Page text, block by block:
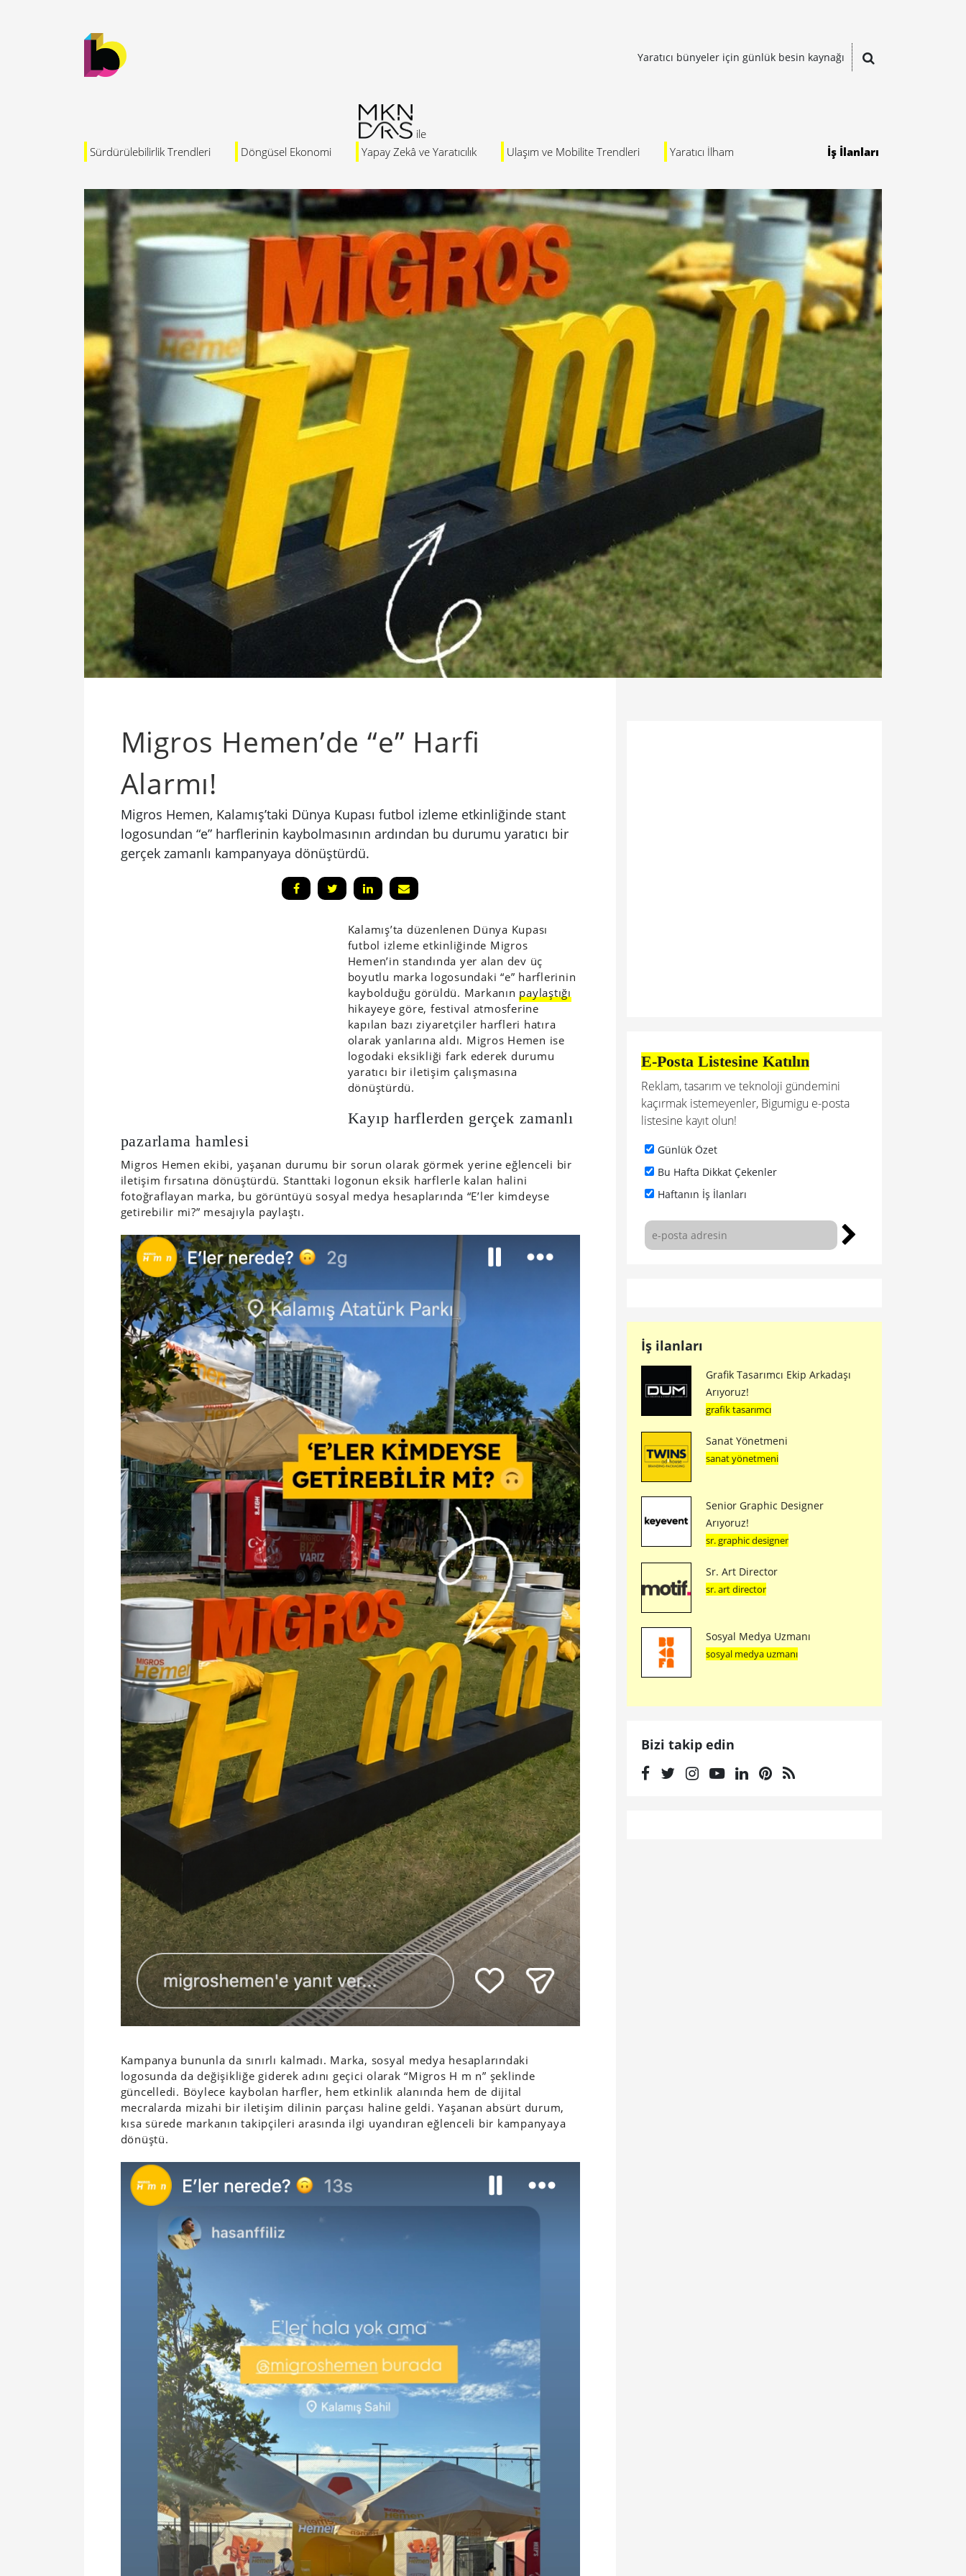
Yaratıcı bünyeler için günlük besin kaynağı
Sürdürülebilirlik Trendleri Döngüsel Ekonomi Yapay Zekâ ve Yaratıcılık Ulaşım ve Mobilite Trendleri Yaratıcı İlham İş İlanları
Migros Hemen’de “e” Harfi
Alarmı!
Migros Hemen, Kalamış’taki Dünya Kupası futbol izleme etkinliğinde stant
logosundan “e” harflerinin kaybolmasının ardından bu durumu yaratıcı bir
gerçek zamanlı kampanyaya dönüştürdü.
Kalamış’ta düzenlenen Dünya Kupası
futbol izleme etkinliğinde Migros
Hemen’in standında yer alan dev üç
boyutlu marka logosundaki “e” harflerinin
kaybolduğu görüldü. Markanın paylaştığı
hikayeye göre, festival atmosferine
kapılan bazı ziyaretçiler harfleri hatıra
olarak yanlarına aldı. Migros Hemen ise
logodaki eksikliği fark ederek durumu
yaratıcı bir iletişim çalışmasına
dönüştürdü.
Kayıp harflerden gerçek zamanlı
pazarlama hamlesi
Migros Hemen ekibi, yaşanan durumu bir sorun olarak görmek yerine eğlenceli bir
iletişim fırsatına dönüştürdü. Stanttaki logonun eksik harflerle kalan halini
fotoğraflayan marka, bu görüntüyü sosyal medya hesaplarında “E’ler kimdeyse
getirebilir mi?” mesajıyla paylaştı.
Kampanya bununla da sınırlı kalmadı. Marka, sosyal medya hesaplarındaki
logosunda da değişikliğe giderek adını geçici olarak “Migros H m n” şeklinde
güncelledi. Böylece kaybolan harfler, hem etkinlik alanında hem de dijital
mecralarda mizahi bir iletişim dilinin parçası haline geldi. Yaşanan absürt durum,
kısa sürede markanın takipçileri arasında ilgi uyandıran eğlenceli bir kampanyaya
dönüştü.
E-Posta Listesine Katılın
Reklam, tasarım ve teknoloji gündemini
kaçırmak istemeyenler, Bigumigu e-posta
listesine kayıt olun!
Günlük Özet
Bu Hafta Dikkat Çekenler
Haftanın İş İlanları
İş ilanları
Grafik Tasarımcı Ekip Arkadaşı
Arıyoruz!
grafik tasarımcı
Sanat Yönetmeni
sanat yönetmeni
Senior Graphic Designer
Arıyoruz!
sr. graphic designer
Sr. Art Director
sr. art director
Sosyal Medya Uzmanı
sosyal medya uzmanı
Bizi takip edin